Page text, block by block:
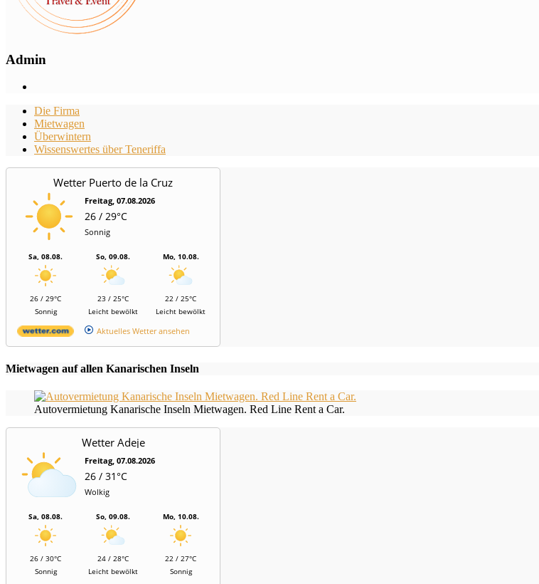
Admin
Die Firma
Mietwagen
Überwintern
Wissenswertes über Teneriffa
Wetter Puerto de la Cruz
Freitag, 07.08.2026
26 / 29°C
Sonnig
Sa, 08.08.
26 / 29°C
Sonnig
So, 09.08.
23 / 25°C
Leicht bewölkt
Mo, 10.08.
22 / 25°C
Leicht bewölkt
Aktuelles Wetter ansehen
Mietwagen auf allen Kanarischen Inseln
Autovermietung Kanarische Inseln Mietwagen. Red Line Rent a Car.
Wetter Adeje
Freitag, 07.08.2026
26 / 31°C
Wolkig
Sa, 08.08.
26 / 30°C
Sonnig
So, 09.08.
24 / 28°C
Leicht bewölkt
Mo, 10.08.
22 / 27°C
Sonnig